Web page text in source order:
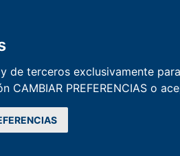
de terceros exclusivamente
CAMBIAR PREFERENCIAS o